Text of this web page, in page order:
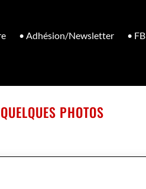
• Adhésion/Newsletter • FB
PHOTOS